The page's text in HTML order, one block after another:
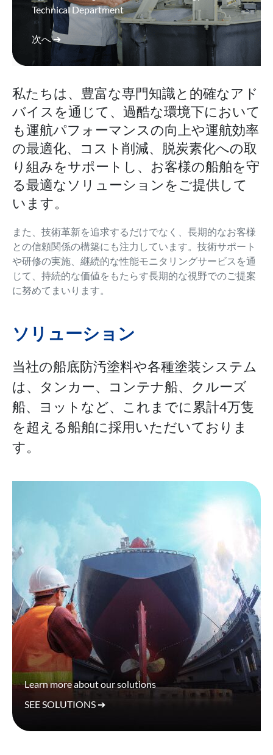
Technical Department
次へ ➔
私たちは、豊富な専門知識と的確なアド
バイスを通じて、過酷な環境下において
も運航パフォーマンスの向上や運航効率
の最適化、コスト削減、脱炭素化への取
り組みをサポートし、お客様の船舶を守
る最適なソリューションをご提供して
います。
また、技術革新を追求するだけでなく、長期的なお客様
との信頼関係の構築にも注力しています。技術サポート
や研修の実施、継続的な性能モニタリングサービスを通
じて、持続的な価値をもたらす長期的な視野でのご提案
に努めてまいります。
ソリューション
当社の船底防汚塗料や各種塗装システム
は、タンカー、コンテナ船、クルーズ
船、ヨットなど、これまでに累計4万隻
を超える船舶に採用いただいておりま
す。
Learn more about our solutions
SEE SOLUTIONS ➔